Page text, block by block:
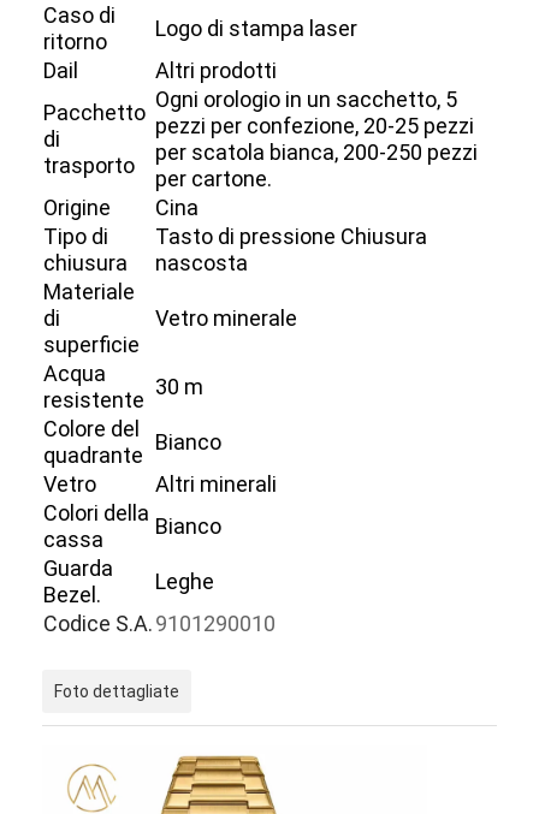
Casa.
Chi Siamo
Visita alla fabbrica
Caso di
ritorno
Logo di stampa laser
Dail
Altri prodotti
Pacchetto
di
trasporto
Ogni orologio in un sacchetto, 5
pezzi per confezione, 20-25 pezzi
per scatola bianca, 200-250 pezzi
per cartone.
Origine
Cina
Tipo di
chiusura
Tasto di pressione Chiusura
nascosta
Materiale
di
superficie
Vetro minerale
Acqua
resistente
30 m
Colore del
quadrante
Bianco
Vetro
Altri minerali
Colori della
cassa
Bianco
Guarda
Bezel.
Leghe
Codice S.A.9101290010
Foto dettagliate